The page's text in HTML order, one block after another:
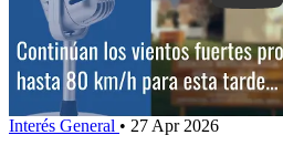
Interés General • 27 Apr 2026